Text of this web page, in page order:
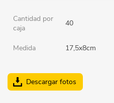
Cantidad por
caja
40
Medida 17,5x8cm
Descargar fotos